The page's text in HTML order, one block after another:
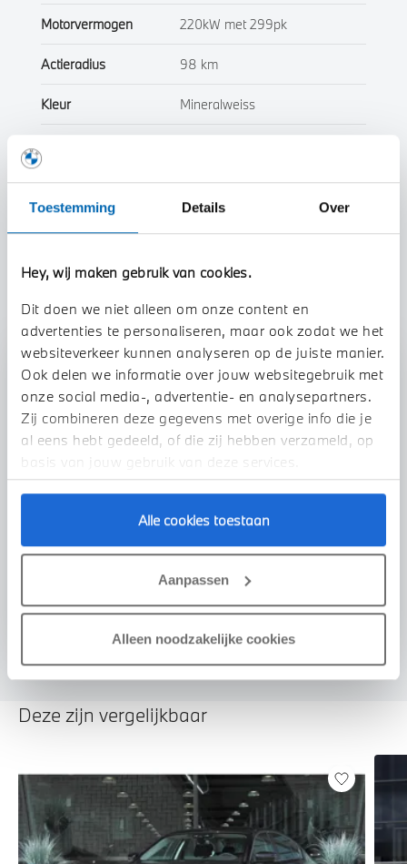
Toestemming Details Over
Hey, wij maken gebruik van cookies.
Dit doen we niet alleen om onze content en
advertenties te personaliseren, maar ook zodat we het
websiteverkeer kunnen analyseren op de juiste manier.
Ook delen we informatie over jouw websitegebruik met
onze social media-, advertentie- en analysepartners.
Zij combineren deze gegevens met overige info die je
al eens hebt gedeeld, of die zij hebben verzameld, op
basis van jouw gebruik van deze services.
Alle cookies toestaan
Aanpassen
Alleen noodzakelijke cookies
Uw auto inruilen?
Motorvermogen 220kW met 299pk
Actieradius 98 km
Kleur Mineralweiss
Btw/Marge BTW
Deze zijn vergelijkbaar